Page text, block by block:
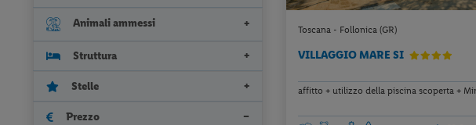
Animali ammessi
Struttura
Stelle
Prezzo
Toscana - Follonica (GR)
VILLAGGIO MARE SI
affitto + utilizzo della piscina scoperta +